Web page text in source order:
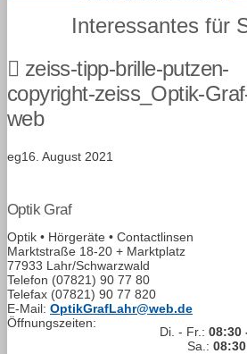
Interessantes für
zeiss-tipp-brille-putzen-
copyright-zeiss_Optik-
web
eg16. August 2021
Optik Graf
Optik • Hörgeräte • Contactlinsen
Marktstraße 18-20 + Marktplatz
77933 Lahr/Schwarzwald
Telefon (07821) 90 77 80
Telefax (07821) 90 77 820
E-Mail: OptikGrafLahr@web.de
Öffnungszeiten:
Di. - Fr.: 08:30
Sa.: